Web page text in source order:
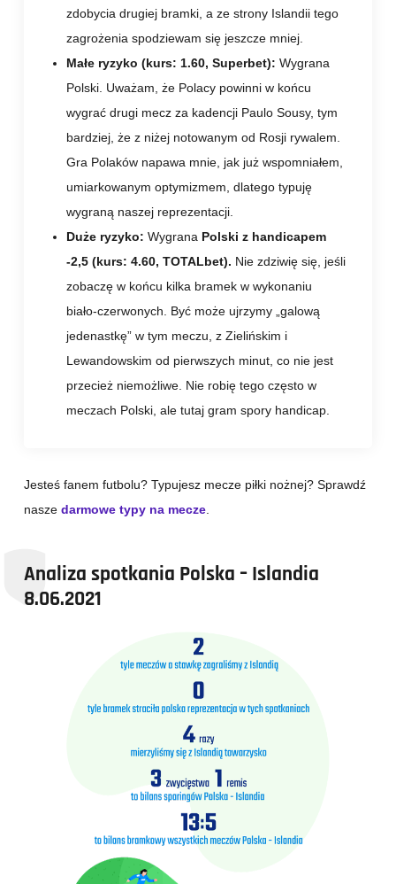
zdobycia drugiej bramki, a ze strony Islandii tego
zagrożenia spodziewam się jeszcze mniej.
Małe ryzyko (kurs: 1.60, Superbet): Wygrana
Polski. Uważam, że Polacy powinni w końcu
wygrać drugi mecz za kadencji Paulo Sousy, tym
bardziej, że z niżej notowanym od Rosji rywalem.
Gra Polaków napawa mnie, jak już wspomniałem,
umiarkowanym optymizmem, dlatego typuję
wygraną naszej reprezentacji.
Duże ryzyko: Wygrana Polski z handicapem
-2,5 (kurs: 4.60, TOTALbet). Nie zdziwię się, jeśli
zobaczę w końcu kilka bramek w wykonaniu
biało-czerwonych. Być może ujrzymy „galową
jedenastkę” w tym meczu, z Zielińskim i
Lewandowskim od pierwszych minut, co nie jest
przecież niemożliwe. Nie robię tego często w
meczach Polski, ale tutaj gram spory handicap.
Jesteś fanem futbolu? Typujesz mecze piłki nożnej? Sprawdź
nasze darmowe typy na mecze
Analiza spotkania Polska – Islandia
8.06.2021